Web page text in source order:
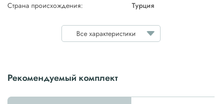
Страна происхождения:
Турция
Все характеристики
Рекомендуемый комплект